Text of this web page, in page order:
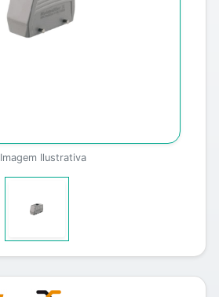
Imagem Ilustrativa